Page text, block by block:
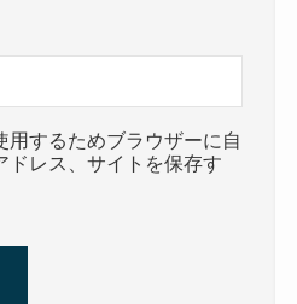
用するためブラウザーに自
ドレス、サイトを保存す